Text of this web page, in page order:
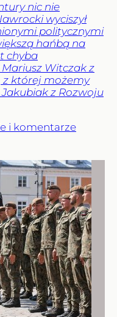
nic nie
wyciszył
politycznymi
hańbą na
chyba
Witczak z
z której możemy
z Rozwoju
i komentarze